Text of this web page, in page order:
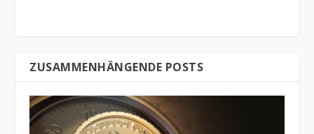
ZUSAMMENHÄNGENDE POSTS